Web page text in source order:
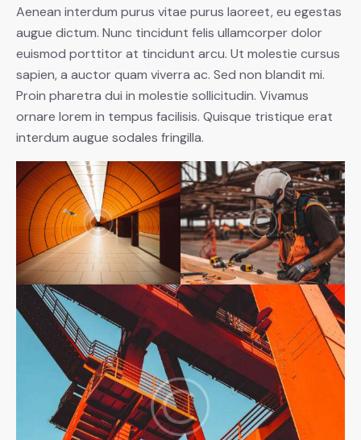
Aenean interdum purus vitae purus laoreet, eu egestas
augue dictum. Nunc tincidunt felis ullamcorper dolor
euismod porttitor at tincidunt arcu. Ut molestie cursus
sapien, a auctor quam viverra ac. Sed non blandit mi.
Proin pharetra dui in molestie sollicitudin. Vivamus
ornare lorem in tempus facilisis. Quisque tristique erat
interdum augue sodales fringilla.